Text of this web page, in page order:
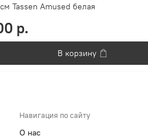
Tassen Amused белая
р.
В корзину
Навигация по сайту
О нас